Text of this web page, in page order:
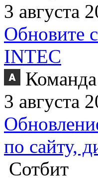
3 августа
Обновите
INTEC
3 августа
по сайту,
Сотбит